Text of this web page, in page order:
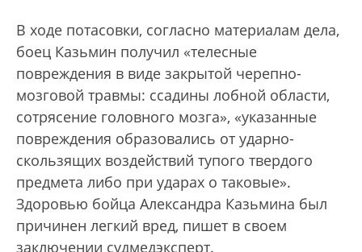
В ходе потасовки, согласно материалам дела,
боец Казьмин получил «телесные
повреждения в виде закрытой черепно-
мозговой травмы: ссадины лобной области,
сотрясение головного мозга», «указанные
повреждения образовались от ударно-
скользящих воздействий тупого твердого
предмета либо при ударах о таковые».
Здоровью бойца Александра Казьмина был
причинен легкий вред, пишет в своем
заключении судмедэксперт.